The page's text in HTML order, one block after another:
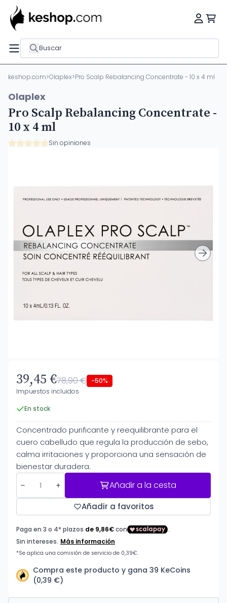
Buscar
keshop.com>Olaplex>Pro Scalp Rebalancing Concentrate - 10 x 4 ml
Olaplex
Pro Scalp Rebalancing Concentrate -
10 x 4 ml
Sin opiniones
39,45 €78,90 € -50%
Impuestos incluidos
En stock
Concentrado purificante y reequilibrante para el
cuero cabelludo que regula la producción de sebo,
calma irritaciones y proporciona una sensación de
bienestar duradera.
Añadir a la cesta
Añadir a favoritos
Compra este producto y gana 39 KeCoins
(0,39 €)